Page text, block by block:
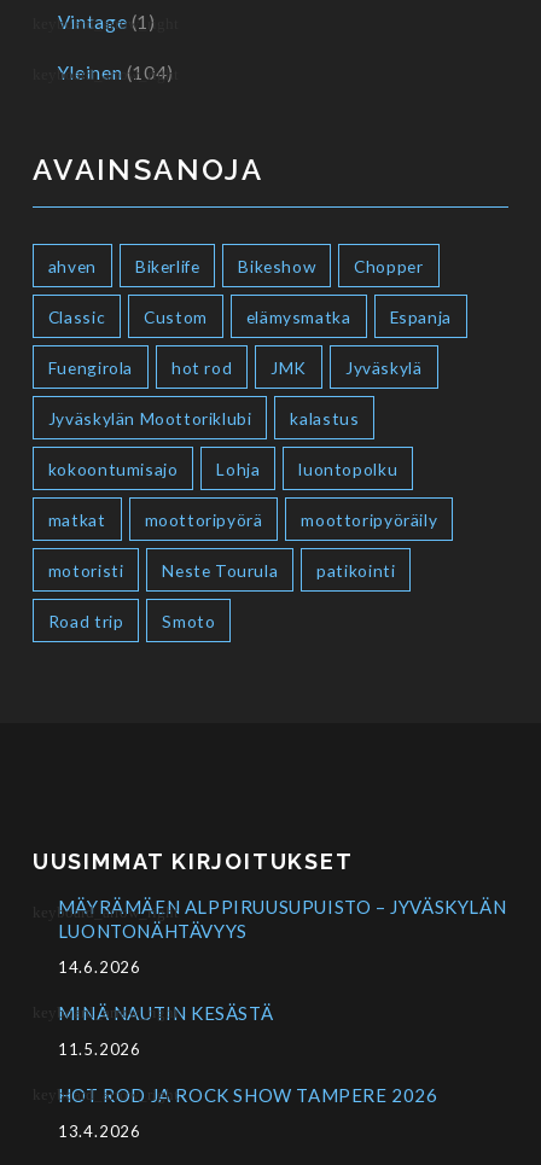
Vintage (1)
Yleinen (104)
AVAINSANOJA
ahven Bikerlife Bikeshow Chopper
Classic Custom elämysmatka Espanja
Fuengirola hot rod JMK Jyväskylä
Jyväskylän Moottoriklubi kalastus
kokoontumisajo Lohja luontopolku
matkat moottoripyörä moottoripyöräily
motoristi Neste Tourula patikointi
Road trip Smoto
UUSIMMAT KIRJOITUKSET
MÄYRÄMÄEN ALPPIRUUSUPUISTO – JYVÄSKYLÄN
LUONTONÄHTÄVYYS
14.6.2026
MINÄ NAUTIN KESÄSTÄ
11.5.2026
HOT ROD JA ROCK SHOW TAMPERE 2026
13.4.2026